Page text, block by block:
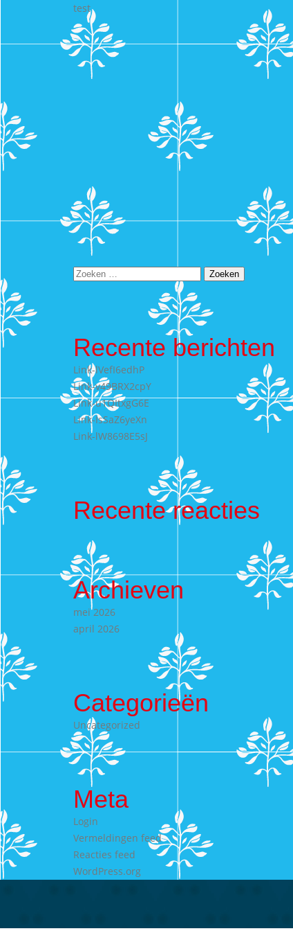
test
Zoeken
Recente berichten
Link-lVefI6edhP
Link-v49BRX2cpY
Link-u1QItxgG6E
Link-IsSaZ6yeXn
Link-lW8698E5sJ
Recente reacties
Archieven
mei 2026
april 2026
Categorieën
Uncategorized
Meta
Login
Vermeldingen feed
Reacties feed
WordPress.org